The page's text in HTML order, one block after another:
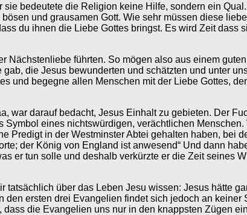
sie bedeutete die Religion keine Hilfe, sondern ein
und grausamen Gott. Wie sehr müssen diese
du ihnen die Liebe Gottes bringst. Es wird Zeit dass
Nächstenliebe führten. So mögen also aus einem
die Jesus bewunderten und schätzten und unter
und begegne allen Menschen mit der Liebe Gottes,
war darauf bedacht, Jesus Einhalt zu gebieten. Der
eines nichtswürdigen, verächtlichen
Predigt in der Westminster Abtei gehalten haben, bei
der König von England ist anwesend“ Und dann
er tun solle und deshalb verkürzte er die Zeit seines
über das Leben Jesu wissen: Jesus hätte
ersten drei Evangelien findet sich jedoch an keiner
die Evangelien uns nur in den knappsten Zügen